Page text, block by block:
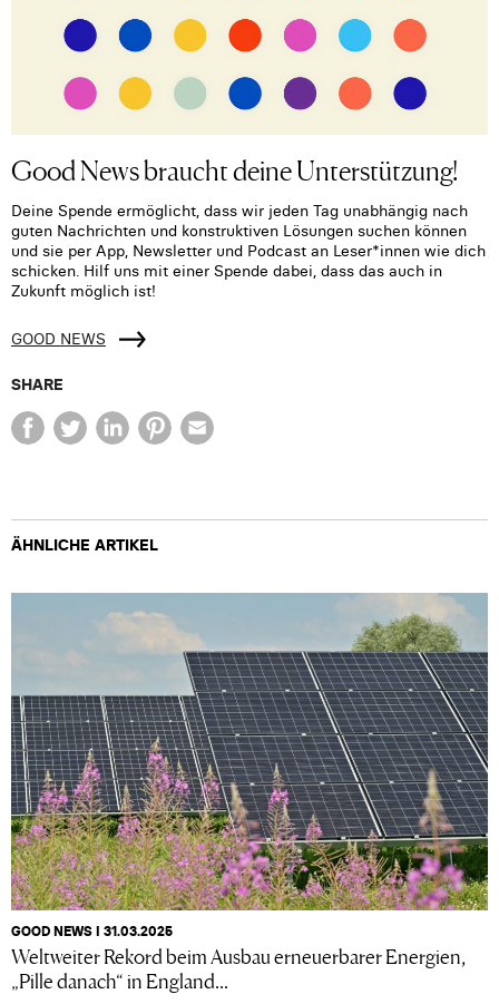
Good News braucht deine Unterstützung!
Deine Spende ermöglicht, dass wir jeden Tag unabhängig nach
guten Nachrichten und konstruktiven Lösungen suchen können
und sie per App, Newsletter und Podcast an Leser*innen wie dich
schicken. Hilf uns mit einer Spende dabei, dass das auch in
Zukunft möglich ist!
GOOD NEWS
SHARE
ÄHNLICHE ARTIKEL
GOOD NEWS I 31.03.2025
Weltweiter Rekord beim Ausbau erneuerbarer Energien,
„Pille danach“ in England...